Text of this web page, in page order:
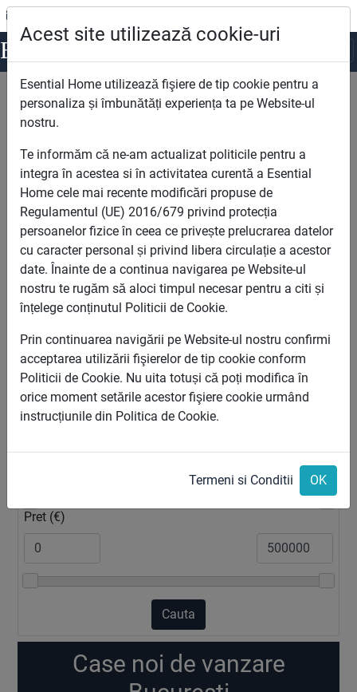
Esential Home
Esential Home Case noi de vanzare Bucuresti
Cautare
Camere
Zona
Pret (€)
Cauta
Case noi de vanzare
Acest site utilizează cookie-uri
Esential Home utilizează fişiere de tip cookie pentru a
personaliza și îmbunătăți experiența ta pe Website-ul
nostru.
Te informăm că ne-am actualizat politicile pentru a
integra în acestea si în activitatea curentă a Esential
Home cele mai recente modificări propuse de
Regulamentul (UE) 2016/679 privind protecția
persoanelor fizice în ceea ce privește prelucrarea datelor
cu caracter personal și privind libera circulație a acestor
date. Înainte de a continua navigarea pe Website-ul
nostru te rugăm să aloci timpul necesar pentru a citi și
înțelege conținutul Politicii de Cookie.
Prin continuarea navigării pe Website-ul nostru confirmi
acceptarea utilizării fişierelor de tip cookie conform
Politicii de Cookie. Nu uita totuși că poți modifica în
orice moment setările acestor fişiere cookie urmând
instrucțiunile din Politica de Cookie.
Termeni si Conditii OK